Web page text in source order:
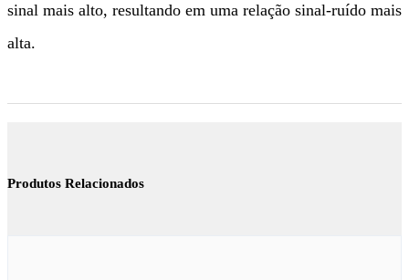
sinal mais alto, resultando em uma relação sinal-ruído mais
alta.
Produtos Relacionados